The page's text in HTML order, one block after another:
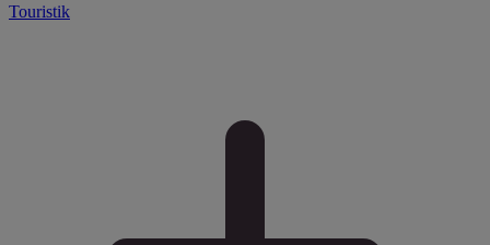
Touristik